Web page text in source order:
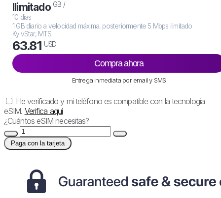
Ilimitado GB /
10 días
1 GB diario a velocidad máxima, posteriormente 5 Mbps ilimitado
KyivStar, MTS
63.81 USD
Compra ahora
Entrega inmediata por email y SMS
He verificado y mi teléfono es compatible con la tecnología
eSIM. Verifica aquí
¿Cuántos eSIM necesitas?
Paga con la tarjeta